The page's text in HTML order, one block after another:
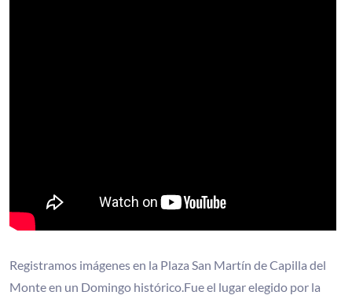
Registramos imágenes en la Plaza San Martín de Capilla del
Monte en un Domingo histórico.Fue el lugar elegido por la